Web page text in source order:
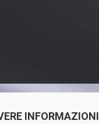
INFORMAZIONI